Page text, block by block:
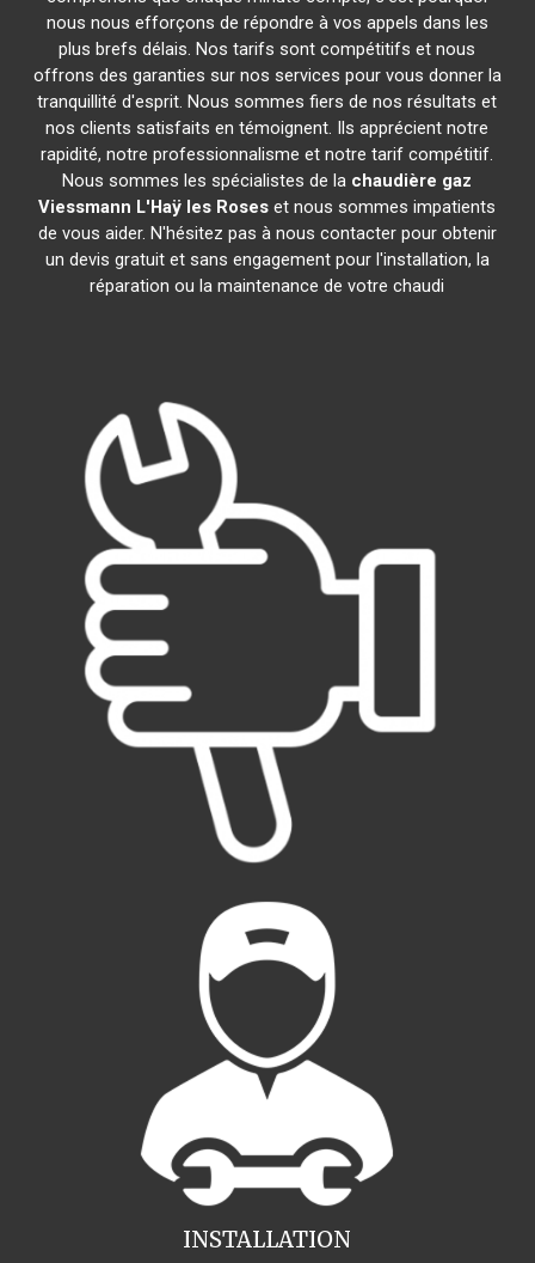
nous nous efforçons de répondre à vos appels dans les
plus brefs délais. Nos tarifs sont compétitifs et nous
offrons des garanties sur nos services pour vous donner la
tranquillité d'esprit. Nous sommes fiers de nos résultats et
nos clients satisfaits en témoignent. Ils apprécient notre
rapidité, notre professionnalisme et notre tarif compétitif.
Nous sommes les spécialistes de la chaudière gaz
Viessmann L'Haÿ les Roses et nous sommes impatients
de vous aider. N'hésitez pas à nous contacter pour obtenir
un devis gratuit et sans engagement pour l'installation, la
réparation ou la maintenance de votre chaudi
INSTALLATION